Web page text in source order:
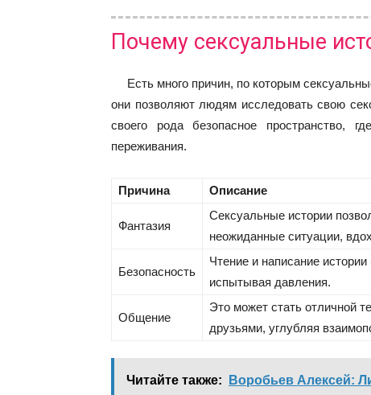
Почему сексуальные
Есть много причин, по которым
они позволяют людям исследовать свою
своего рода безопасное пространство,
переживания.
Причина Описание
Фантазия
Сексуальные истории
неожиданные ситуации,
Безопасность
Чтение и написание
испытывая давления.
Общение
Это может стать отличной
друзьями, углубляя
Читайте также: Воробьев Алексей: